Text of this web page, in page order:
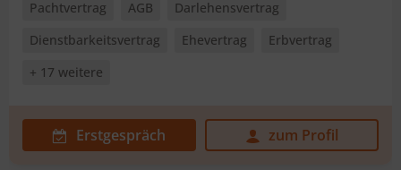
Pachtvertrag AGB
Darlehensvertrag
Dienstbarkeitsvertrag
Ehevertrag
Erbvertrag
+ 17 weitere
Erstgespräch zum Profil